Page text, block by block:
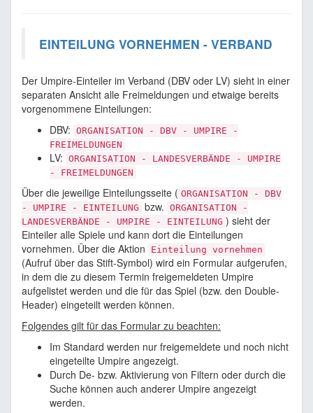
EINTEILUNG VORNEHMEN - VERBAND
Der Umpire-Einteiler im Verband (DBV oder LV) sieht in einer
separaten Ansicht alle Freimeldungen und etwaige bereits
vorgenommene Einteilungen:
DBV: ORGANISATION - DBV - UMPIRE -
FREIMELDUNGEN
LV: ORGANISATION - LANDESVERBÄNDE - UMPIRE
- FREIMELDUNGEN
Über die jeweilige Einteilungsseite ( ORGANISATION - DBV
- UMPIRE - EINTEILUNG bzw. ORGANISATION -
LANDESVERBÄNDE - UMPIRE - EINTEILUNG ) sieht der
Einteiler alle Spiele und kann dort die Einteilungen
vornehmen. Über die Aktion
Einteilung vornehmen
(Aufruf über das Stift-Symbol) wird ein Formular aufgerufen,
in dem die zu diesem Termin freigemeldeten Umpire
aufgelistet werden und die für das Spiel (bzw. den Double-
Header) eingeteilt werden können.
Folgendes gilt für das Formular zu beachten:
Im Standard werden nur freigemeldete und noch nicht
eingeteilte Umpire angezeigt.
Durch De- bzw. Aktivierung von Filtern oder durch die
Suche können auch anderer Umpire angezeigt
werden.